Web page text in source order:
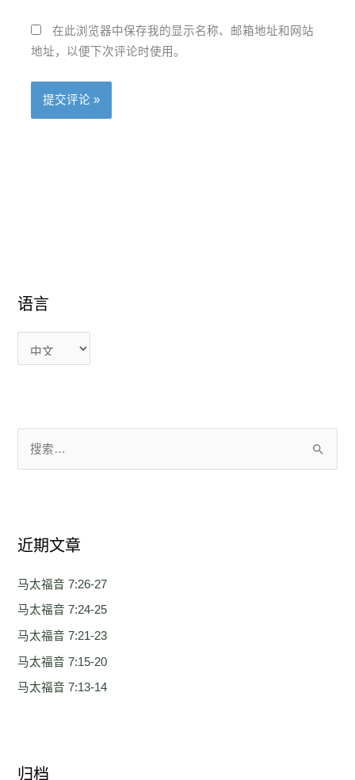
在此浏览器中保存我的显示名称、邮箱地址和网站
地址，以便下次评论时使用。
语言
言
近期文章
马太福音 7:26-27
马太福音 7:24-25
马太福音 7:21-23
马太福音 7:15-20
马太福音 7:13-14
归档
言